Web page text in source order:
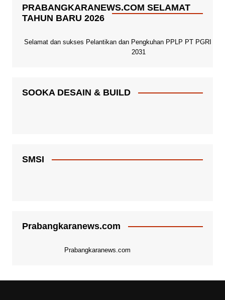
PRABANGKARANEWS.COM SELAMAT
TAHUN BARU 2026
Selamat dan sukses Pelantikan dan Pengkuhan PPLP PT PGRI
2031
SOOKA DESAIN & BUILD
SMSI
Prabangkaranews.com
Prabangkaranews.com